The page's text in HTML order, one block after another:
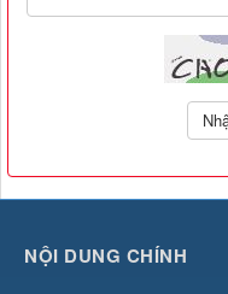
NỘI DUNG CHÍNH